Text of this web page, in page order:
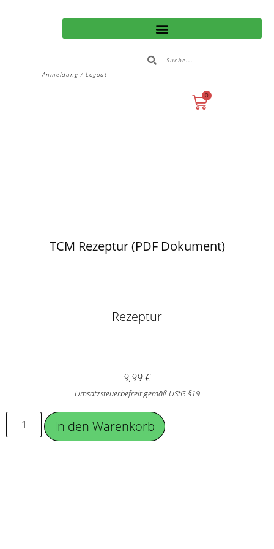
Anmeldung / Logout
0
TCM Rezeptur (PDF Dokument)
Rezeptur
9,99€
Umsatzsteuerbefreit gemäß UStG §19
In den Warenkorb